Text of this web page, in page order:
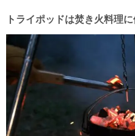
トライポッドは焚き火料理